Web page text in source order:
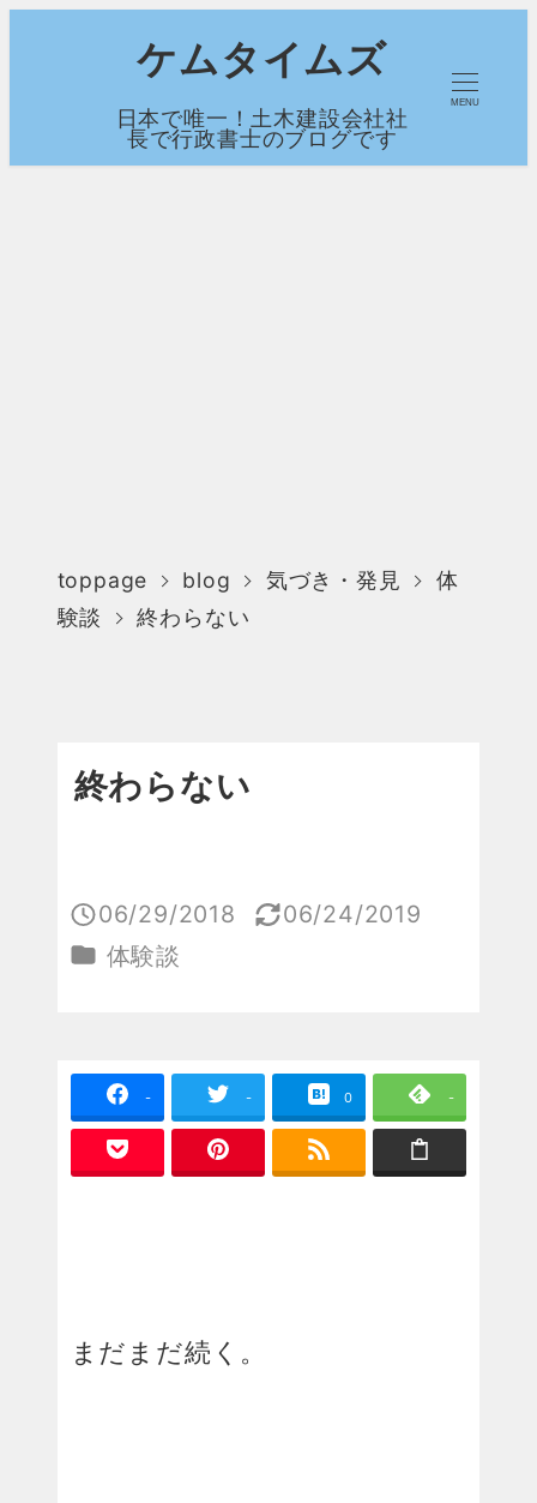
コ
ケムタイムズ
日本で唯一！土木建設会社社
長で行政書士のブログです
MENU
toppage blog 気づき・発見
体
験談
終わらない
終わらない
投稿日
06/29/2018
更新日
06/24/2019
カテゴリー
体験談
- - 0 -
まだまだ続く。